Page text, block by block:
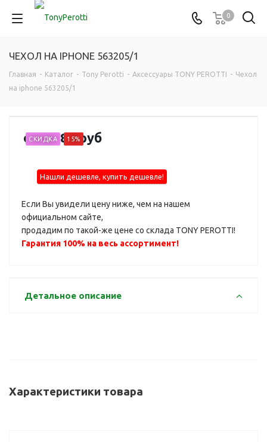
0
ЧЕХОЛ НА IPHONE 563205/1
Главная - Каталог - Tony Perotti - Аксессуары TONY PEROTTI - Чехол
на iphone 563205/1
СКИДКА 15%
от1 480 руб
Нашли дешевле, купить дешевле!
Если Вы увидели цену ниже, чем на нашем
официальном сайте,
продадим по такой-же цене со склада TONY PEROTTI!
Гарантия 100% на весь ассортимент!
Детальное описание
Характеристики товара